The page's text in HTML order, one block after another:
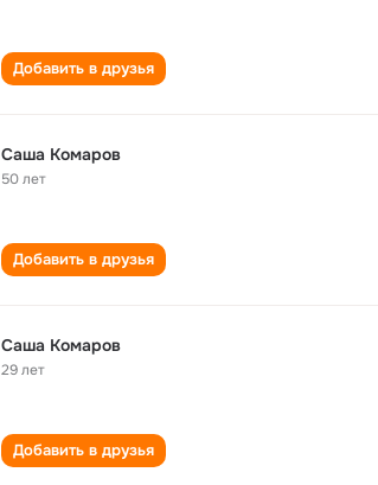
Добавить в друзья
Саша Комаров
50 лет
Добавить в друзья
Саша Комаров
29 лет
Добавить в друзья